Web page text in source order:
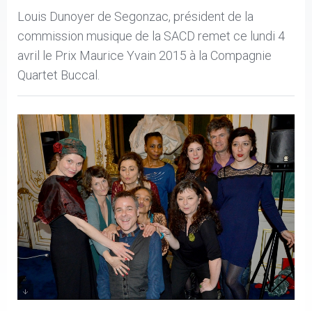
Louis Dunoyer de Segonzac, président de la
commission musique de la SACD remet ce lundi 4
avril le Prix Maurice Yvain 2015 à la Compagnie
Quartet Buccal.